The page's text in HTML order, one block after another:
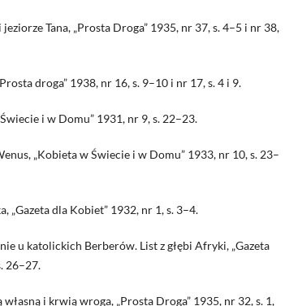
Tana, „Prosta Droga” 1935, nr 37, s. 4–5 i nr 38,
droga” 1938, nr 16, s. 9–10 i nr 17, s. 4 i 9.
i w Domu” 1931, nr 9, s. 22–23.
„Kobieta w Świecie i w Domu” 1933, nr 10, s. 23–
„Gazeta dla Kobiet” 1932, nr 1, s. 3–4.
u katolickich Berberów. List z głębi Afryki, „Gazeta
26–27.
i krwią wroga, „Prosta Droga” 1935, nr 32, s. 1,